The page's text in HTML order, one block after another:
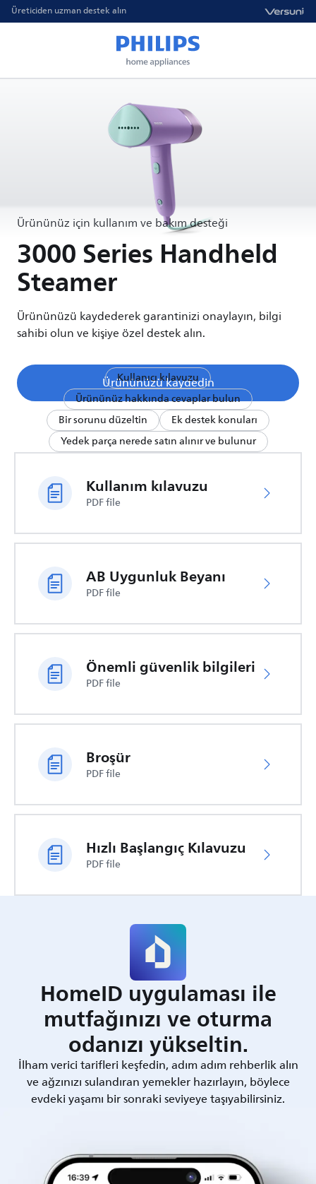
Üreticiden uzman destek alın
Ürününüz için kullanım ve bakım desteği
3000 Series Handheld
Steamer
Ürününüzü kaydederek garantinizi onaylayın, bilgi
sahibi olun ve kişiye özel destek alın.
Ürününüzü kaydedin
Kullanıcı kılavuzu
Ürününüz hakkında cevaplar bulun
Bir sorunu düzeltin
Ek destek konuları
Yedek parça nerede satın alınır ve bulunur
Kullanım kılavuzu
PDF file
AB Uygunluk Beyanı
PDF file
Önemli güvenlik bilgileri
PDF file
Broşür
PDF file
Hızlı Başlangıç Kılavuzu
PDF file
HomeID uygulaması ile
mutfağınızı ve oturma
odanızı yükseltin.
İlham verici tarifleri keşfedin, adım adım rehberlik alın
ve ağzınızı sulandıran yemekler hazırlayın, böylece
evdeki yaşamı bir sonraki seviyeye taşıyabilirsiniz.